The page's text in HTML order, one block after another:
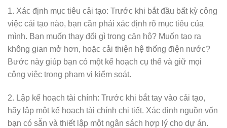
1. Xác định mục tiêu cải tạo: Trước khi bắt đầu bất kỳ công
việc cải tạo nào, bạn cần phải xác định rõ mục tiêu của
mình. Bạn muốn thay đổi gì trong căn hộ? Muốn tạo ra
không gian mở hơn, hoặc cải thiện hệ thống điện nước?
Bước này giúp bạn có một kế hoạch cụ thể và giữ mọi
công việc trong phạm vi kiểm soát.
2. Lập kế hoạch tài chính: Trước khi bắt tay vào cải tạo,
hãy lập một kế hoạch tài chính chi tiết. Xác định nguồn vốn
bạn có sẵn và thiết lập một ngân sách hợp lý cho dự án.